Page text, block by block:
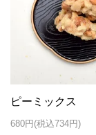
ピーミックス
680円(税込734円)